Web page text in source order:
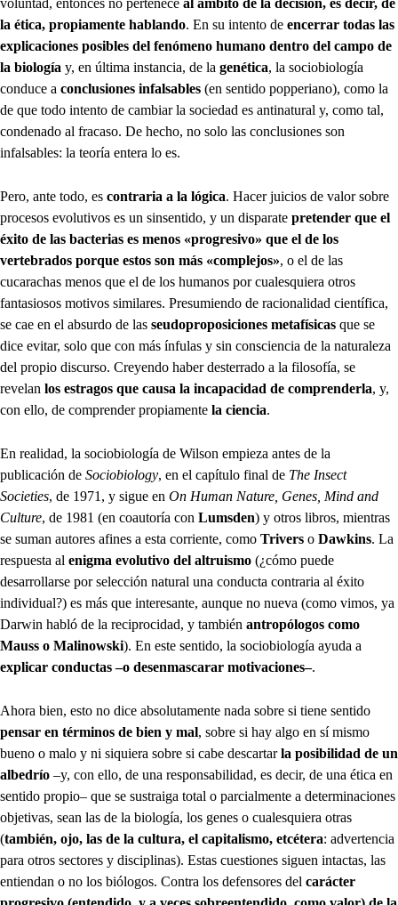
la ética, propiamente hablando. En su intento de encerrar todas las
explicaciones posibles del fenómeno humano dentro del campo de
la biología y, en última instancia, de la genética, la sociobiología
conduce a conclusiones infalsables (en sentido popperiano), como la
de que todo intento de cambiar la sociedad es antinatural y, como tal,
condenado al fracaso. De hecho, no solo las conclusiones son
infalsables: la teoría entera lo es.
Pero, ante todo, es contraria a la lógica. Hacer juicios de valor sobre
procesos evolutivos es un sinsentido, y un disparate pretender que el
éxito de las bacterias es menos «progresivo» que el de los
vertebrados porque estos son más «complejos», o el de las
cucarachas menos que el de los humanos por cualesquiera otros
fantasiosos motivos similares. Presumiendo de racionalidad científica,
se cae en el absurdo de las seudoproposiciones metafísicas que se
dice evitar, solo que con más ínfulas y sin consciencia de la naturaleza
del propio discurso. Creyendo haber desterrado a la filosofía, se
revelan los estragos que causa la incapacidad de comprenderla, y,
con ello, de comprender propiamente la ciencia.
En realidad, la sociobiología de Wilson empieza antes de la
publicación de Sociobiology, en el capítulo final de The Insect
Societies, de 1971, y sigue en On Human Nature, Genes, Mind and
Culture, de 1981 (en coautoría con Lumsden) y otros libros, mientras
se suman autores afines a esta corriente, como Trivers o Dawkins. La
respuesta al enigma evolutivo del altruismo (¿cómo puede
desarrollarse por selección natural una conducta contraria al éxito
individual?) es más que interesante, aunque no nueva (como vimos, ya
Darwin habló de la reciprocidad, y también antropólogos como
Mauss o Malinowski). En este sentido, la sociobiología ayuda a
explicar conductas –o desenmascarar motivaciones–.
Ahora bien, esto no dice absolutamente nada sobre si tiene sentido
pensar en términos de bien y mal, sobre si hay algo en sí mismo
bueno o malo y ni siquiera sobre si cabe descartarla posibilidad de un
albedrío –y, con ello, de una responsabilidad, es decir, de una ética en
sentido propio– que se sustraiga total o parcialmente a determinaciones
objetivas, sean las de la biología, los genes o cualesquiera otras
(también, ojo, las de la cultura, el capitalismo, etcétera: advertencia
para otros sectores y disciplinas). Estas cuestiones siguen intactas, las
entiendan o no los biólogos. Contra los defensores del carácter